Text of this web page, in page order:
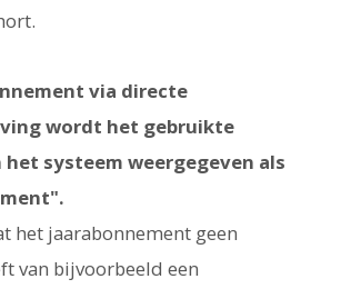
via directe
wordt het gebruikte
systeem weergegeven als
het jaarabonnement geen
van bijvoorbeeld een